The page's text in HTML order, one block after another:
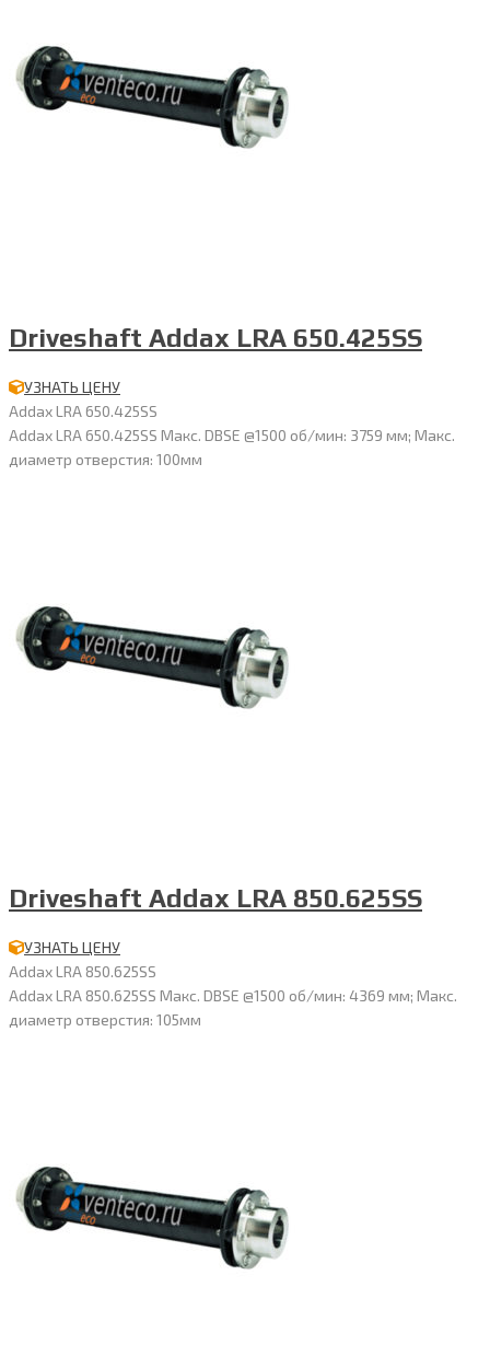
Driveshaft Addax LRA 650.425SS
УЗНАТЬ ЦЕНУ
Addax LRA 650.425SS
Addax LRA 650.425SS Макс. DBSE @1500 об/мин: 3759 мм; Макс.
диаметр отверстия: 100мм
Driveshaft Addax LRA 850.625SS
УЗНАТЬ ЦЕНУ
Addax LRA 850.625SS
Addax LRA 850.625SS Макс. DBSE @1500 об/мин: 4369 мм; Макс.
диаметр отверстия: 105мм